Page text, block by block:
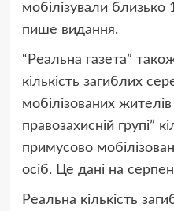
мобілізували близько
пише видання.
“Реальна газета”
кількість загиблих
мобілізованих
правозахисній групі”
примусово
осіб. Це дані на
Реальна кількість